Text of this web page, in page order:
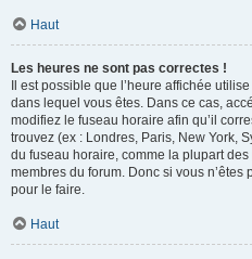
Haut
Les heures ne sont pas correctes !
Il est possible que l’heure affichée
dans lequel vous êtes. Dans ce cas,
modifiez le fuseau horaire afin qu’il
trouvez (ex : Londres, Paris, New York,
du fuseau horaire, comme la plupart des
membres du forum. Donc si vous n’êtes
pour le faire.
Haut